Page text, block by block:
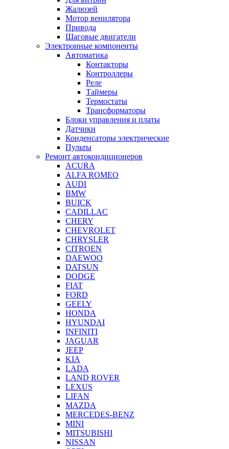
Жалюзей
Мотор венилятора
Привода
Шаговые двигатели
Электронные компоненты
Автоматика
Контакторы
Контроллеры
Реле
Таймеры
Термостаты
Трансформаторы
Блоки управления и платы
Датчики
Конденсаторы электрические
Пульты
Ремонт автокондиционеров
ACURA
ALFA ROMEO
AUDI
BMW
BUICK
CADILLAC
CHERY
CHEVROLET
CHRYSLER
CITROEN
DAEWOO
DATSUN
DODGE
FIAT
FORD
GEELY
HONDA
HYUNDAI
INFINITI
JAGUAR
JEEP
KIA
LADA
LAND ROVER
LEXUS
LIFAN
MAZDA
MERCEDES-BENZ
MINI
MITSUBISHI
NISSAN